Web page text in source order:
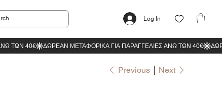
Log In
Previous Next